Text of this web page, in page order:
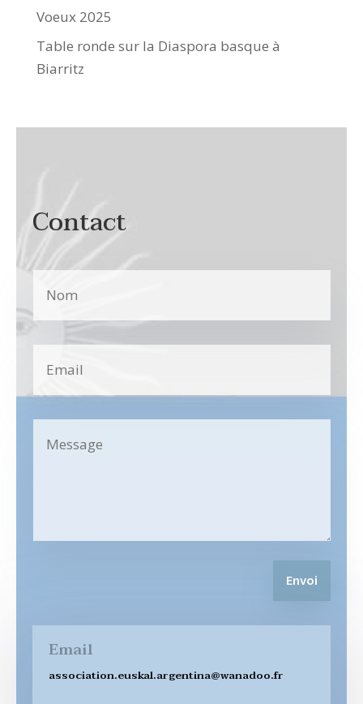
Voeux 2025
Table ronde sur la Diaspora basque à
Biarritz
Contact
Envoi
Email
association.euskal.argentina@wanadoo.fr